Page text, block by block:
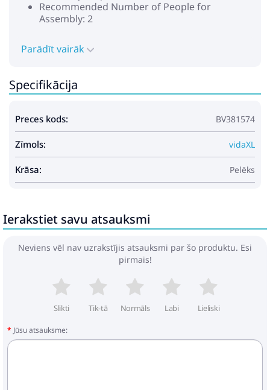
Recommended Number of People for
Assembly: 2
Parādīt vairāk
Specifikācija
Preces kods: BV381574
Zīmols: vidaXL
Krāsa: Pelēks
Ierakstiet savu atsauksmi
Neviens vēl nav uzrakstījis atsauksmi par šo produktu. Esi
pirmais!
Slikti Tik-tā Normāls Labi Lieliski
Jūsu atsauksme: